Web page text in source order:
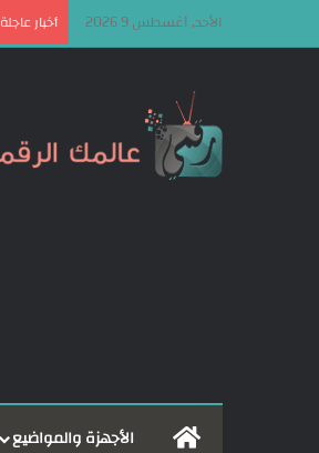
الأحد, أغسطس 9 2026 أخبار عاجلة
الرئيسيةالأجهزة والمواضيع